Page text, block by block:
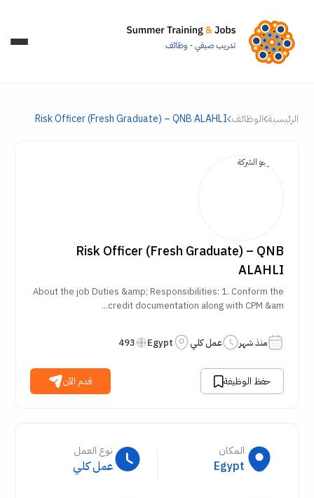
الرئيسية الوظائف Risk Officer (Fresh Graduate) – QNB ALAHLI
Risk Officer (Fresh Graduate) – QNB
ALAHLI
About the job Duties &amp; Responsibilities: 1. Conform the
credit documentation along with CPM &am...
منذ شهر عمل كلي Egypt
493
حفظ الوظيفة قدم الآن
المكان
Egypt
نوع العمل
عمل كلي